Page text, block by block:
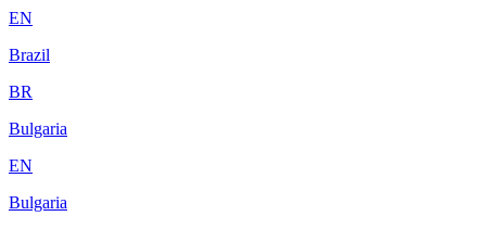
EN
Brazil
BR
Bulgaria
EN
Bulgaria